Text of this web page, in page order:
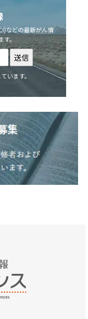
などの最新がん情
。
います。